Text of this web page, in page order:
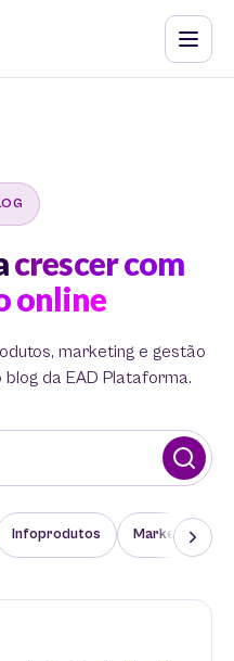
crescer com
online
marketing e gestão
da EAD Plataforma.
Infoprodutos Marketing